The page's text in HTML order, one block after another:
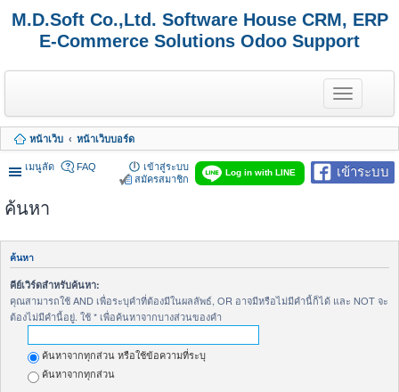
M.D.Soft Co.,Ltd. Software House CRM, ERP
E-Commerce Solutions Odoo Support
T
o
g
l
e
n
a
a
i
หน้าเว็บ หน้าเว็บบอร์ด
เมนูลัด เข้าระบบ
Log in with LINE
FAQ
เข้าสู่ระบบ
สมัครสมาชิก
ค้นหา
ค้นหา
คีย์เวิร์ดสำหรับค้นหา:
คุณสามารถใช้ AND เพื่อระบุคำที่ต้องมีในผลลัพธ์, OR อาจมีหรือไม่มีคำนี้ก็ได้ และ NOT จะ
ต้องไม่มีคำนี้อยู่. ใช้ * เพื่อค้นหาจากบางส่วนของคำ
ค้นหาจากทุกส่วน หรือใช้ข้อความที่ระบุ
ค้นหาจากทุกส่วน